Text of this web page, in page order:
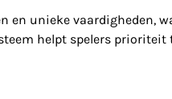
en unieke vaardigheden,
helpt spelers prioriteit